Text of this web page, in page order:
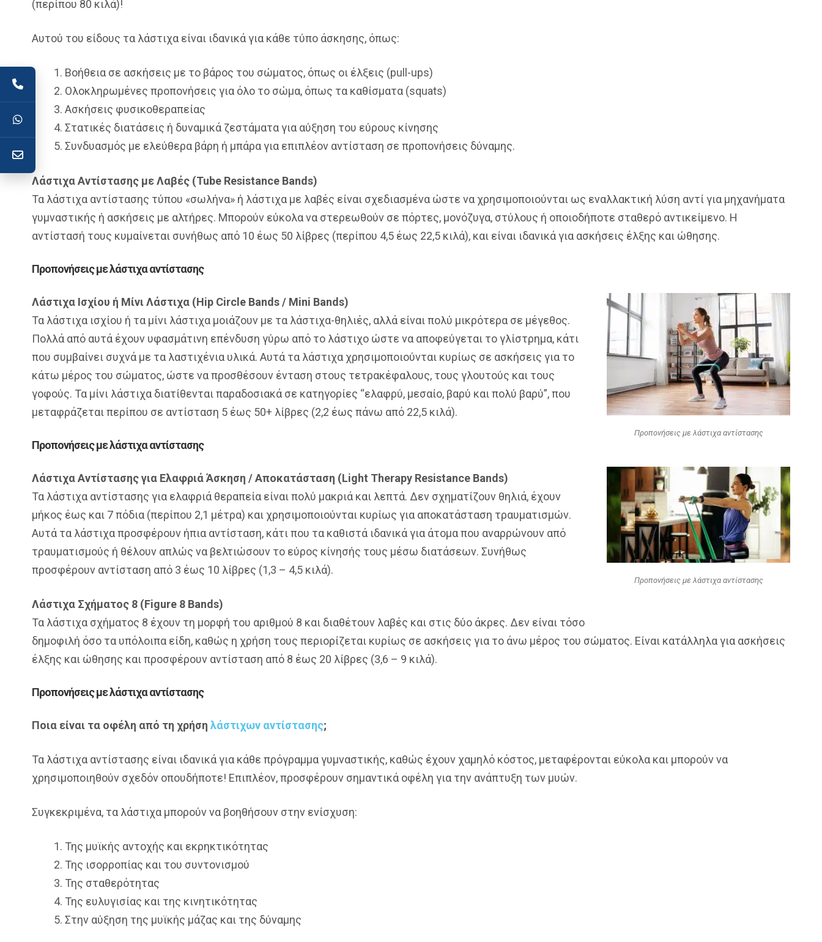
(περίπου 80 κιλά)!
Αυτού του είδους τα λάστιχα είναι ιδανικά για κάθε τύπο άσκησης, όπως:
Βοήθεια σε ασκήσεις με το βάρος του σώματος, όπως οι έλξεις (pull-ups)
Ολοκληρωμένες προπονήσεις για όλο το σώμα, όπως τα καθίσματα (squats)
Ασκήσεις φυσικοθεραπείας
Στατικές διατάσεις ή δυναμικά ζεστάματα για αύξηση του εύρους κίνησης
Συνδυασμός με ελεύθερα βάρη ή μπάρα για επιπλέον αντίσταση σε προπονήσεις δύναμης.
Λάστιχα Αντίστασης με Λαβές (Tube Resistance Bands)
Τα λάστιχα αντίστασης τύπου «σωλήνα» ή λάστιχα με λαβές είναι σχεδιασμένα ώστε να χρησιμοποιούνται ως εναλλακτική λύση αντί για μηχανήματα
γυμναστικής ή ασκήσεις με αλτήρες. Μπορούν εύκολα να στερεωθούν σε πόρτες, μονόζυγα, στύλους ή οποιοδήποτε σταθερό αντικείμενο. Η
αντίστασή τους κυμαίνεται συνήθως από 10 έως 50 λίβρες (περίπου 4,5 έως 22,5 κιλά), και είναι ιδανικά για ασκήσεις έλξης και ώθησης.
Προπονήσεις με λάστιχα αντίστασης
Προπονήσεις με λάστιχα αντίστασης
Λάστιχα Ισχίου ή Μίνι Λάστιχα (Hip Circle Bands / Mini Bands)
Τα λάστιχα ισχίου ή τα μίνι λάστιχα μοιάζουν με τα λάστιχα-θηλιές, αλλά είναι πολύ μικρότερα σε μέγεθος.
Πολλά από αυτά έχουν υφασμάτινη επένδυση γύρω από το λάστιχο ώστε να αποφεύγεται το γλίστρημα, κάτι
που συμβαίνει συχνά με τα λαστιχένια υλικά. Αυτά τα λάστιχα χρησιμοποιούνται κυρίως σε ασκήσεις για το
κάτω μέρος του σώματος, ώστε να προσθέσουν ένταση στους τετρακέφαλους, τους γλουτούς και τους
γοφούς. Τα μίνι λάστιχα διατίθενται παραδοσιακά σε κατηγορίες “ελαφρύ, μεσαίο, βαρύ και πολύ βαρύ”, που
μεταφράζεται περίπου σε αντίσταση 5 έως 50+ λίβρες (2,2 έως πάνω από 22,5 κιλά).
Προπονήσεις με λάστιχα αντίστασης
Προπονήσεις με λάστιχα αντίστασης
Λάστιχα Αντίστασης για Ελαφριά Άσκηση / Αποκατάσταση (Light Therapy Resistance Bands)
Τα λάστιχα αντίστασης για ελαφριά θεραπεία είναι πολύ μακριά και λεπτά. Δεν σχηματίζουν θηλιά, έχουν
μήκος έως και 7 πόδια (περίπου 2,1 μέτρα) και χρησιμοποιούνται κυρίως για αποκατάσταση τραυματισμών.
Αυτά τα λάστιχα προσφέρουν ήπια αντίσταση, κάτι που τα καθιστά ιδανικά για άτομα που αναρρώνουν από
τραυματισμούς ή θέλουν απλώς να βελτιώσουν το εύρος κίνησής τους μέσω διατάσεων. Συνήθως
προσφέρουν αντίσταση από 3 έως 10 λίβρες (1,3 – 4,5 κιλά).
Λάστιχα Σχήματος 8 (Figure 8 Bands)
Τα λάστιχα σχήματος 8 έχουν τη μορφή του αριθμού 8 και διαθέτουν λαβές και στις δύο άκρες. Δεν είναι τόσο
δημοφιλή όσο τα υπόλοιπα είδη, καθώς η χρήση τους περιορίζεται κυρίως σε ασκήσεις για το άνω μέρος του σώματος. Είναι κατάλληλα για ασκήσεις
έλξης και ώθησης και προσφέρουν αντίσταση από 8 έως 20 λίβρες (3,6 – 9 κιλά).
Προπονήσεις με λάστιχα αντίστασης
Ποια είναι τα οφέλη από τη χρήση λάστιχων αντίστασης;
Τα λάστιχα αντίστασης είναι ιδανικά για κάθε πρόγραμμα γυμναστικής, καθώς έχουν χαμηλό κόστος, μεταφέρονται εύκολα και μπορούν να
χρησιμοποιηθούν σχεδόν οπουδήποτε! Επιπλέον, προσφέρουν σημαντικά οφέλη για την ανάπτυξη των μυών.
Συγκεκριμένα, τα λάστιχα μπορούν να βοηθήσουν στην ενίσχυση:
Της μυϊκής αντοχής και εκρηκτικότητας
Της ισορροπίας και του συντονισμού
Της σταθερότητας
Της ευλυγισίας και της κινητικότητας
Στην αύξηση της μυϊκής μάζας και της δύναμης